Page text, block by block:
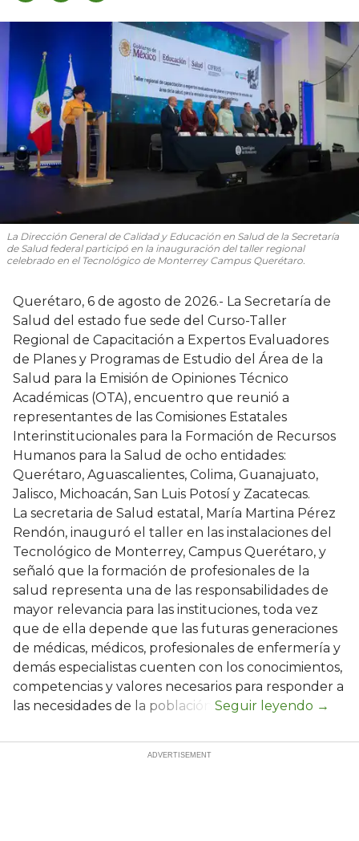
La Dirección General de Calidad y Educación en Salud de la Secretaría
de Salud federal participó en la inauguración del taller regional
celebrado en el Tecnológico de Monterrey Campus Querétaro.
Querétaro, 6 de agosto de 2026.- La Secretaría de
Salud del estado fue sede del Curso-Taller
Regional de Capacitación a Expertos Evaluadores
de Planes y Programas de Estudio del Área de la
Salud para la Emisión de Opiniones Técnico
Académicas (OTA), encuentro que reunió a
representantes de las Comisiones Estatales
Interinstitucionales para la Formación de Recursos
Humanos para la Salud de ocho entidades:
Querétaro, Aguascalientes, Colima, Guanajuato,
Jalisco, Michoacán, San Luis Potosí y Zacatecas.
La secretaria de Salud estatal, María Martina Pérez
Rendón, inauguró el taller en las instalaciones del
Tecnológico de Monterrey, Campus Querétaro, y
señaló que la formación de profesionales de la
salud representa una de las responsabilidades de
mayor relevancia para las instituciones, toda vez
que de ella depende que las futuras generaciones
de médicas, médicos, profesionales de enfermería y
demás especialistas cuenten con los conocimientos,
competencias y valores necesarios para responder a
las necesidades de la población.